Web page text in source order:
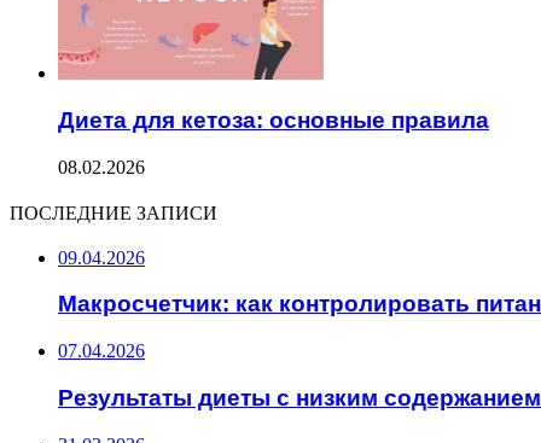
Диета для кетоза: основные правила
08.02.2026
ПОСЛЕДНИЕ ЗАПИСИ
09.04.2026
Макросчетчик: как контролировать
07.04.2026
Результаты диеты с низким